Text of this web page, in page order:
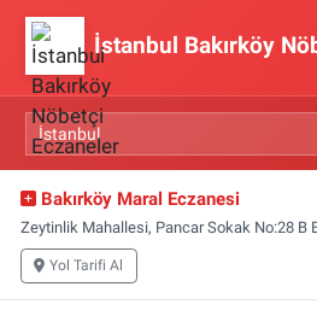
İstanbul Bakırköy
Bakırköy Maral Eczanesi
Zeytinlik Mahallesi, Pancar Sokak No:28 B
Yol Tarifi Al